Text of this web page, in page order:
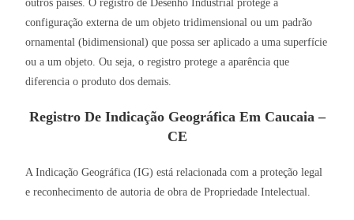
outros países. O registro de Desenho Industrial protege a
configuração externa de um objeto tridimensional ou um padrão
ornamental (bidimensional) que possa ser aplicado a uma superfície
ou a um objeto. Ou seja, o registro protege a aparência que
diferencia o produto dos demais.
Registro De Indicação Geográfica Em Caucaia –
CE
A Indicação Geográfica (IG) está relacionada com a proteção legal
e reconhecimento de autoria de obra de Propriedade Intelectual.